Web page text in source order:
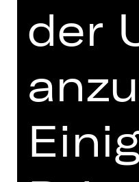
dringende
fordern? Dieses
hochaktuellen
Andreas
Christ
und Judas auf
richtigen Weg
der